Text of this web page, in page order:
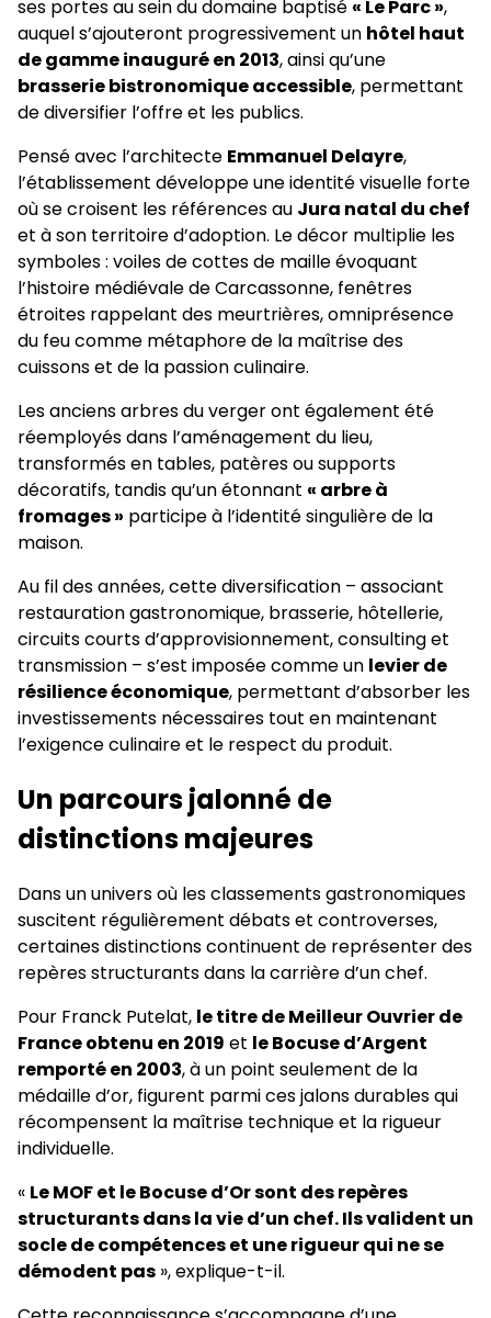
ses portes au sein du domaine baptisé « Le Parc »,
auquel s’ajouteront progressivement un hôtel haut
de gamme inauguré en 2013, ainsi qu’une
brasserie bistronomique accessible, permettant
de diversifier l’offre et les publics.
Pensé avec l’architecte Emmanuel Delayre,
l’établissement développe une identité visuelle forte
où se croisent les références au Jura natal du chef
et à son territoire d’adoption. Le décor multiplie les
symboles : voiles de cottes de maille évoquant
l’histoire médiévale de Carcassonne, fenêtres
étroites rappelant des meurtrières, omniprésence
du feu comme métaphore de la maîtrise des
cuissons et de la passion culinaire.
Les anciens arbres du verger ont également été
réemployés dans l’aménagement du lieu,
transformés en tables, patères ou supports
décoratifs, tandis qu’un étonnant « arbre à
fromages » participe à l’identité singulière de la
maison.
Au fil des années, cette diversification – associant
restauration gastronomique, brasserie, hôtellerie,
circuits courts d’approvisionnement, consulting et
transmission – s’est imposée comme un levier de
résilience économique, permettant d’absorber les
investissements nécessaires tout en maintenant
l’exigence culinaire et le respect du produit.
Un parcours jalonné de
distinctions majeures
Dans un univers où les classements gastronomiques
suscitent régulièrement débats et controverses,
certaines distinctions continuent de représenter des
repères structurants dans la carrière d’un chef.
Pour Franck Putelat, le titre de Meilleur Ouvrier de
France obtenu en 2019 et le Bocuse d’Argent
remporté en 2003, à un point seulement de la
médaille d’or, figurent parmi ces jalons durables qui
récompensent la maîtrise technique et la rigueur
individuelle.
« Le MOF et le Bocuse d’Or sont des repères
structurants dans la vie d’un chef. Ils valident un
socle de compétences et une rigueur qui ne se
démodent pas », explique-t-il.